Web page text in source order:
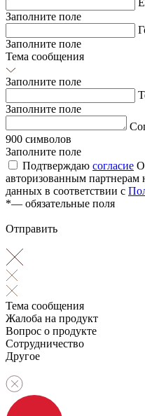
Заполните поле
Заполните поле
Тема сообщения
Заполните поле
Заполните поле
900 символов
Заполните поле
Подтверждаю согласие
авторизованным партнерам
данных в соответствии с
*— обязательные поля
Отправить
Тема сообщения
Жалоба на продукт
Вопрос о продукте
Сотрудничество
Другое